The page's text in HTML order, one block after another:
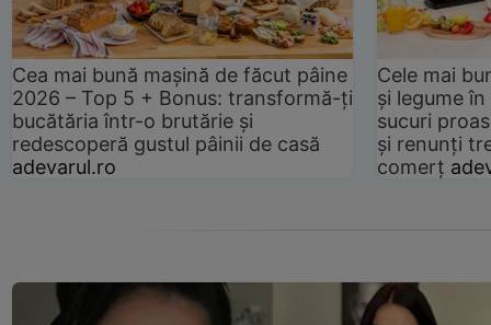
Cea mai bună mașină de făcut pâine
2026 – Top 5 + Bonus: transformă-ți
bucătăria într-o brutărie și
redescoperă gustul pâinii de casă
adevarul.ro
Cele mai
și legume
sucuri
și renunți
comerț